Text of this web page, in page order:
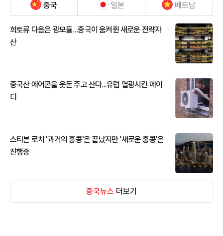
중국 일본 베트남
희토류 다음은 광모듈…중국이 움켜쥔 새로운 전략자
산
중국산 에어콘을 웃돈 주고 산다...유럽 열광시킨 메이
디
스티븐 로치 '과거의 홍콩'은 끝났지만 '새로운 홍콩'은
진행중
중국뉴스 더보기